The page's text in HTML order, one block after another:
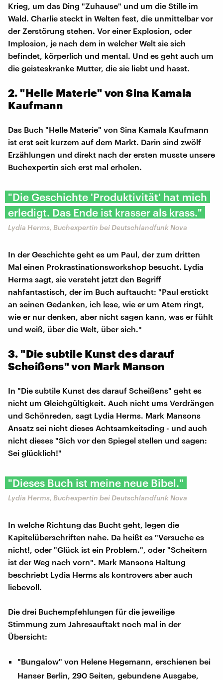
Krieg, um das Ding "Zuhause" und um die Stille im
Wald. Charlie steckt in Welten fest, die unmittelbar vor
der Zerstörung stehen. Vor einer Explosion, oder
Implosion, je nach dem in welcher Welt sie sich
befindet, körperlich und mental. Und es geht auch um
die geisteskranke Mutter, die sie liebt und hasst.
2. "Helle Materie" von Sina Kamala
Kaufmann
Das Buch "Helle Materie" von Sina Kamala Kaufmann
ist erst seit kurzem auf dem Markt. Darin sind zwölf
Erzählungen und direkt nach der ersten musste unsere
Buchexpertin sich erst mal erholen.
"Die Geschichte 'Produktivität' hat mich
erledigt. Das Ende ist krasser als krass."
Lydia Herms, Buchexpertin bei Deutschlandfunk Nova
In der Geschichte geht es um Paul, der zum dritten
Mal einen Prokrastinationsworkshop besucht. Lydia
Herms sagt, sie versteht jetzt den Begriff
nahfantastisch, der im Buch auftaucht: "Paul erstickt
an seinen Gedanken, ich lese, wie er um Atem ringt,
wie er nur denken, aber nicht sagen kann, was er fühlt
und weiß, über die Welt, über sich."
3. "Die subtile Kunst des darauf
Scheißens" von Mark Manson
In "Die subtile Kunst des darauf Scheißens" geht es
nicht um Gleichgültigkeit. Auch nicht ums Verdrängen
und Schönreden, sagt Lydia Herms. Mark Mansons
Ansatz sei nicht dieses Achtsamkeitsding - und auch
nicht dieses "Sich vor den Spiegel stellen und sagen:
Sei glücklich!"
"Dieses Buch ist meine neue Bibel."
Lydia Herms, Buchexpertin bei Deutschlandfunk Nova
In welche Richtung das Bucht geht, legen die
Kapitelüberschriften nahe. Da heißt es "Versuche es
nicht!, oder "Glück ist ein Problem.", oder "Scheitern
ist der Weg nach vorn". Mark Mansons Haltung
beschriebt Lydia Herms als kontrovers aber auch
liebevoll.
Die drei Buchempfehlungen für die jeweilige
Stimmung zum Jahresauftakt noch mal in der
Übersicht:
"Bungalow" von Helene Hegemann, erschienen bei
Hanser Berlin, 290 Seiten, gebundene Ausgabe,